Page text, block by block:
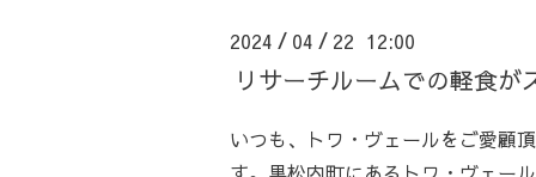
2024 / 04 / 22 12:00
リサーチルームでの軽食
いつも、トワ・ヴェールをご愛顧